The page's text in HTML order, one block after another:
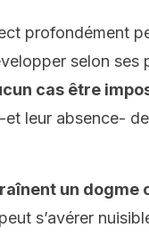
profondément
selon ses
cas être
leur absence-
un dogme
s’avérer